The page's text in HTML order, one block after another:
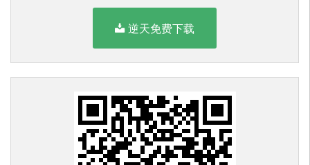
逆天免费下载